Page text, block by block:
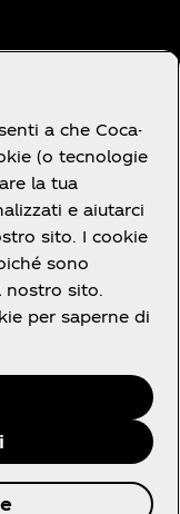
i diritti
a che Coca-
(o tecnologie
la tua
e aiutarci
sito. I cookie
sono
nostro sito.
per saperne di